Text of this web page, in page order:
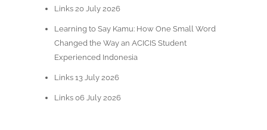
Links 20 July 2026
Learning to Say Kamu: How One Small Word
Changed the Way an ACICIS Student
Experienced Indonesia
Links 13 July 2026
Links 06 July 2026